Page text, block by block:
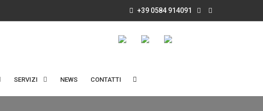
+39 0584 914091
SERVIZI NEWS CONTATTI